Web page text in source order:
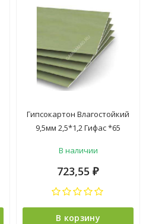
Гипсокартон Влагостойкий
9,5мм 2,5*1,2 Гифас *65
В наличии
723,55 ₽
В корзину